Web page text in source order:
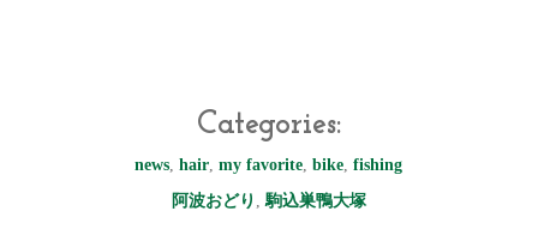
Categories:
news,hair,my favorite,bike,fishing
阿波おどり ,駒込巣鴨大塚